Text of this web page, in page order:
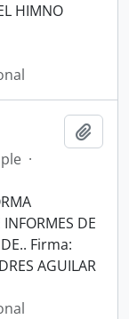
HIMNO
·
DE
Firma:
AGUILAR